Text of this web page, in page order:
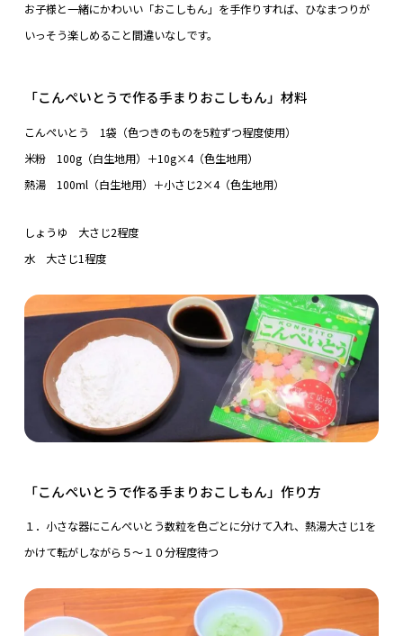
お子様と一緒にかわいい「おこしもん」を手作りすれば、ひなまつりが
いっそう楽しめること間違いなしです。
「こんぺいとうで作る手まりおこしもん」材料
こんぺいとう 1袋（色つきのものを5粒ずつ程度使用）
米粉 100g（白生地用）＋10g×4（色生地用）
熱湯 100ml（白生地用）＋小さじ2×4（色生地用）
しょうゆ 大さじ2程度
水 大さじ1程度
「こんぺいとうで作る手まりおこしもん」作り方
１．小さな器にこんぺいとう数粒を色ごとに分けて入れ、熱湯大さじ1を
かけて転がしながら５～１０分程度待つ